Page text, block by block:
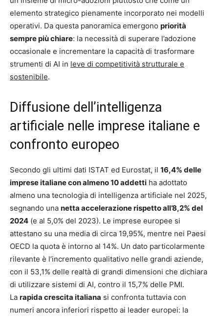
elemento strategico pienamente incorporato nei modelli
operativi. Da questa panoramica emergono priorità
sempre più chiare: la necessità di superare l’adozione
occasionale e incrementare la capacità di trasformare
strumenti di AI in leve di competitività strutturale e
sostenibile.
Diffusione dell’intelligenza
artificiale nelle imprese italiane e
confronto europeo
Secondo gli ultimi dati ISTAT ed Eurostat, il 16,4% delle
imprese italiane con almeno 10 addetti ha adottato
almeno una tecnologia di intelligenza artificiale nel 2025,
segnando una netta accelerazione rispetto all’8,2% del
2024 (e al 5,0% del 2023). Le imprese europee si
attestano su una media di circa 19,95%, mentre nei Paesi
OECD la quota è intorno al 14%. Un dato particolarmente
rilevante è l’incremento qualitativo nelle grandi aziende,
con il 53,1% delle realtà di grandi dimensioni che dichiara
di utilizzare sistemi di AI, contro il 15,7% delle PMI.
La rapida crescita italiana si confronta tuttavia con
numeri ancora inferiori rispetto ai leader europei: la